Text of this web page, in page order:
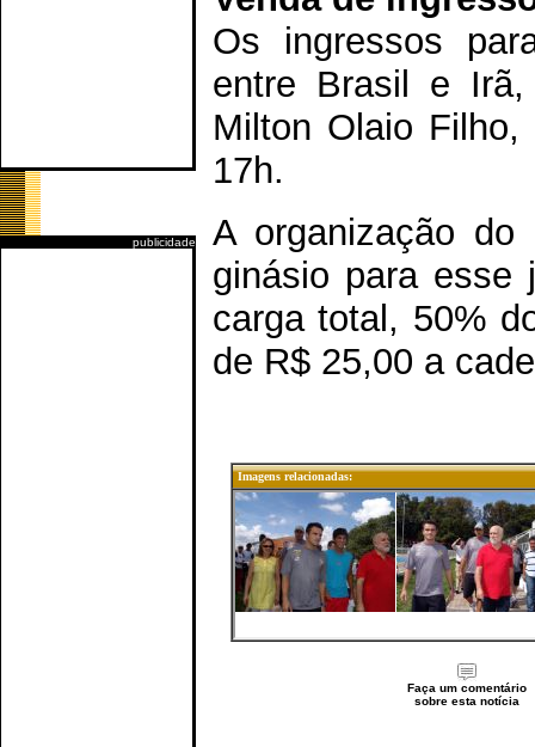
publicidade
Os ingressos
entre Brasil e
Milton Olaio
17h.
A organização
ginásio para esse
carga total, 50%
de R$ 25,00 a
Imagens relacionadas:
Faça um comentário
sobre esta notícia